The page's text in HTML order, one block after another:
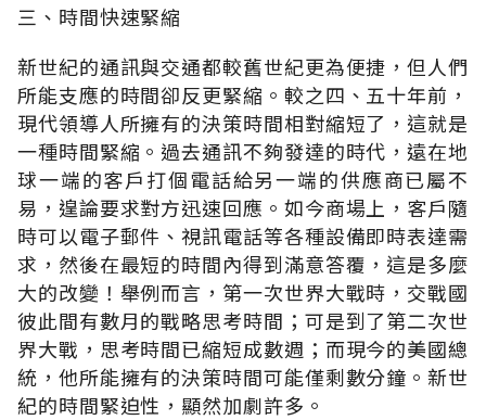
三、時間快速緊縮
新世紀的通訊與交通都較舊世紀更為便捷，但人們
所能支應的時間卻反更緊縮。較之四、五十年前，
現代領導人所擁有的決策時間相對縮短了，這就是
一種時間緊縮。過去通訊不夠發達的時代，遠在地
球一端的客戶打個電話給另一端的供應商已屬不
易，遑論要求對方迅速回應。如今商場上，客戶隨
時可以電子郵件、視訊電話等各種設備即時表達需
求，然後在最短的時間內得到滿意答覆，這是多麼
大的改變！舉例而言，第一次世界大戰時，交戰國
彼此間有數月的戰略思考時間；可是到了第二次世
界大戰，思考時間已縮短成數週；而現今的美國總
統，他所能擁有的決策時間可能僅剩數分鐘。新世
紀的時間緊迫性，顯然加劇許多。